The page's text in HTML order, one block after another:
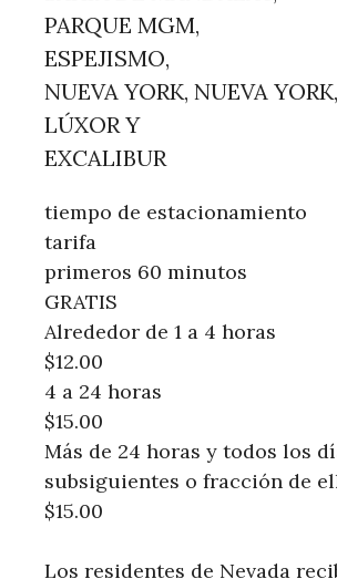
PARQUE MGM,
ESPEJISMO,
NUEVA YORK, NUEVA YORK,
LÚXOR Y
EXCALIBUR
tiempo de estacionamiento
tarifa
primeros 60 minutos
GRATIS
Alrededor de 1 a 4 horas
$12.00
4 a 24 horas
$15.00
Más de 24 horas y todos los
subsiguientes o fracción de
$15.00
Los residentes de Nevada